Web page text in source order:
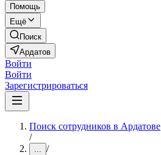
Помощь
Ещё
Поиск
Ардатов
Войти
Войти
Зарегистрироваться
Поиск сотрудников в Ардатове
/
... /